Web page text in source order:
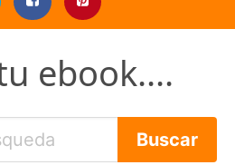
ebook....